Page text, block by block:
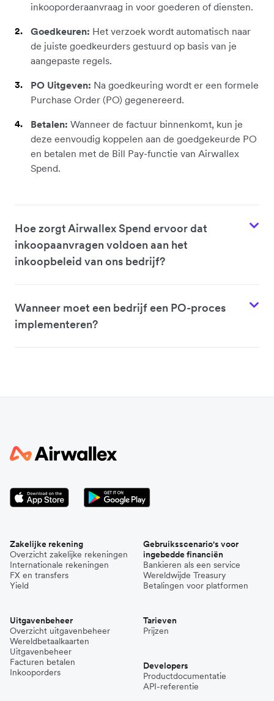
inkooporderaanvraag in voor goederen of diensten.
Goedkeuren: Het verzoek wordt automatisch naar
de juiste goedkeurders gestuurd op basis van je
aangepaste regels.
PO Uitgeven: Na goedkeuring wordt er een formele
Purchase Order (PO) gegenereerd.
Betalen: Wanneer de factuur binnenkomt, kun je
deze eenvoudig koppelen aan de goedgekeurde PO
en betalen met de Bill Pay-functie van Airwallex
Spend.
Hoe zorgt Airwallex Spend ervoor dat
inkoopaanvragen voldoen aan het
inkoopbeleid van ons bedrijf?
Wanneer moet een bedrijf een PO-proces
implementeren?
Zakelijke rekening
Overzicht zakelijke rekeningen
Internationale rekeningen
FX en transfers
Yield
Uitgavenbeheer
Overzicht uitgavenbeheer
Wereldbetaalkaarten
Uitgavenbeheer
Facturen betalen
Inkooporders
Gebruiksscenario's voor
ingebedde financiën
Bankieren als een service
Wereldwijde Treasury
Betalingen voor platformen
Tarieven
Prijzen
Developers
Productdocumentatie
API-referentie